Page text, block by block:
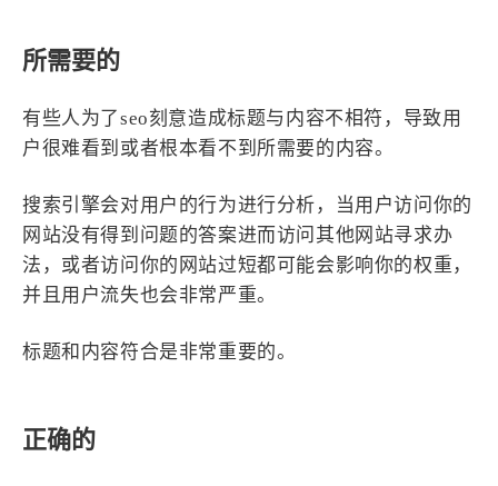
所需要的
有些人为了seo刻意造成标题与内容不相符，导致用
户很难看到或者根本看不到所需要的内容。
搜索引擎会对用户的行为进行分析，当用户访问你的
网站没有得到问题的答案进而访问其他网站寻求办
法，或者访问你的网站过短都可能会影响你的权重，
并且用户流失也会非常严重。
标题和内容符合是非常重要的。
正确的